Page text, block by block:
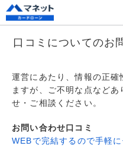
口コミについてのお
運営にあたり、情報の正確
ますが、ご不明な点など
せ・ご相談ください。
お問い合わせ口コミ
WEBで完結するので手軽